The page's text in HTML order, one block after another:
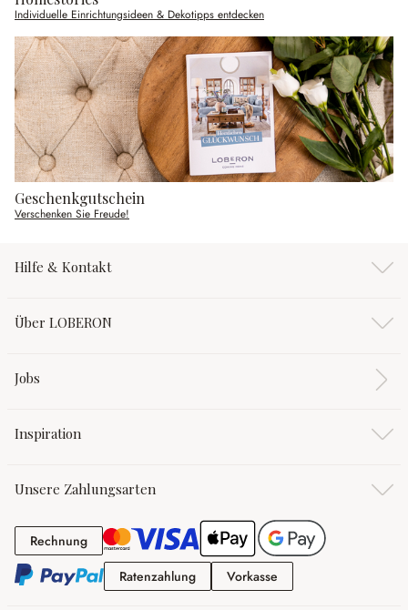
Individuelle Einrichtungsideen & Dekotipps entdecken
Geschenkgutschein
Verschenken Sie Freude!
Hilfe & Kontakt
Über LOBERON
Jobs
Inspiration
Unsere Zahlungsarten
RechnungRechnung
RatenzahlungRatenzahlung
Vorkasse